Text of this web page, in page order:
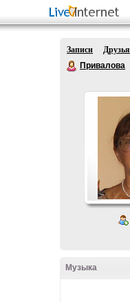
Записи Друзья
Привалова
Музыка